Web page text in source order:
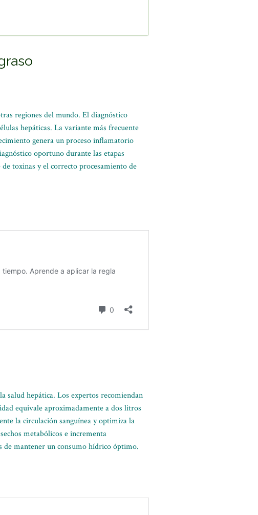
regiones del mundo. El diagnóstico
hepáticas. La variante más frecuente
genera un proceso inflamatorio
oportuno durante las etapas
toxinas y el correcto procesamiento de
salud hepática. Los expertos recomiendan
equivale aproximadamente a dos litros
la circulación sanguínea y optimiza la
metabólicos e incrementa
de mantener un consumo hídrico óptimo.